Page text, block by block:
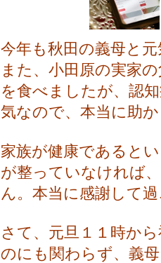
今年も秋田の義母と
また、小田原の実家
を食べましたが、認
気なので、本当に助
家族が健康であると
が整っていなければ
ん。本当に感謝して
さて、元旦１１時か
のにも関わらず、義